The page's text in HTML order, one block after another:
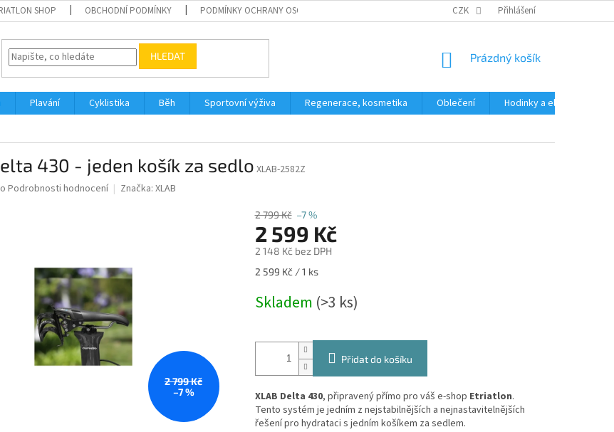
SHOP OBCHODNÍ PODMÍNKY PODMÍNKY OCHRANY OSOBNÍCH ÚDAJŮ CZK Přihlášení
HLEDAT
NÁKUPNÍ
Prázdný košík
Plavání Cyklistika Běh Sportovní výživa Regenerace, kosmetika Oblečení
Hodinky a elektronika
430 - jeden košík za sedlo XLAB-2582Z
Podrobnosti hodnocení Značka: XLAB
2 799 Kč
–7 %
2 799 Kč –7 %
2 599 Kč
2 148 Kč bez DPH
Měrná
2 599 Kč / 1 ks
Skladem (>3 ks)
Přidat do košíku
XLAB Delta 430, připravený přímo pro váš e-shop Etriatlon.
Tento systém je jedním z nejstabilnějších a nejnastavitelnějších
řešení pro hydrataci s jedním košíkem za sedlem.